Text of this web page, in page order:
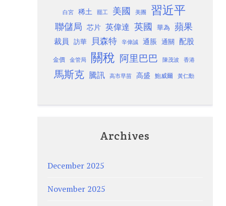
白宮 稀土 罷工 美國 美團 習近平
聯儲局 芯片 英偉達 英國 華為 蘋果
裁員 訪華 貝森特 辛偉誠 通脹 通關 配股
金價 金管局 關稅 阿里巴巴 陳茂波 香港
馬斯克 騰訊 高市早苗 高盛 鮑威爾 黃仁勳
Archives
December 2025
November 2025